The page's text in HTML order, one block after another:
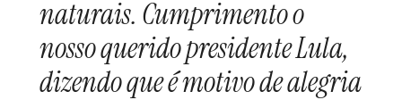
naturais. Cumprimento o
nosso querido presidente Lula,
dizendo que é motivo de alegria